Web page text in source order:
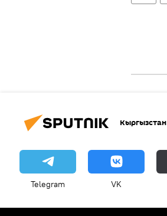
Кыргызстан
Telegram VK